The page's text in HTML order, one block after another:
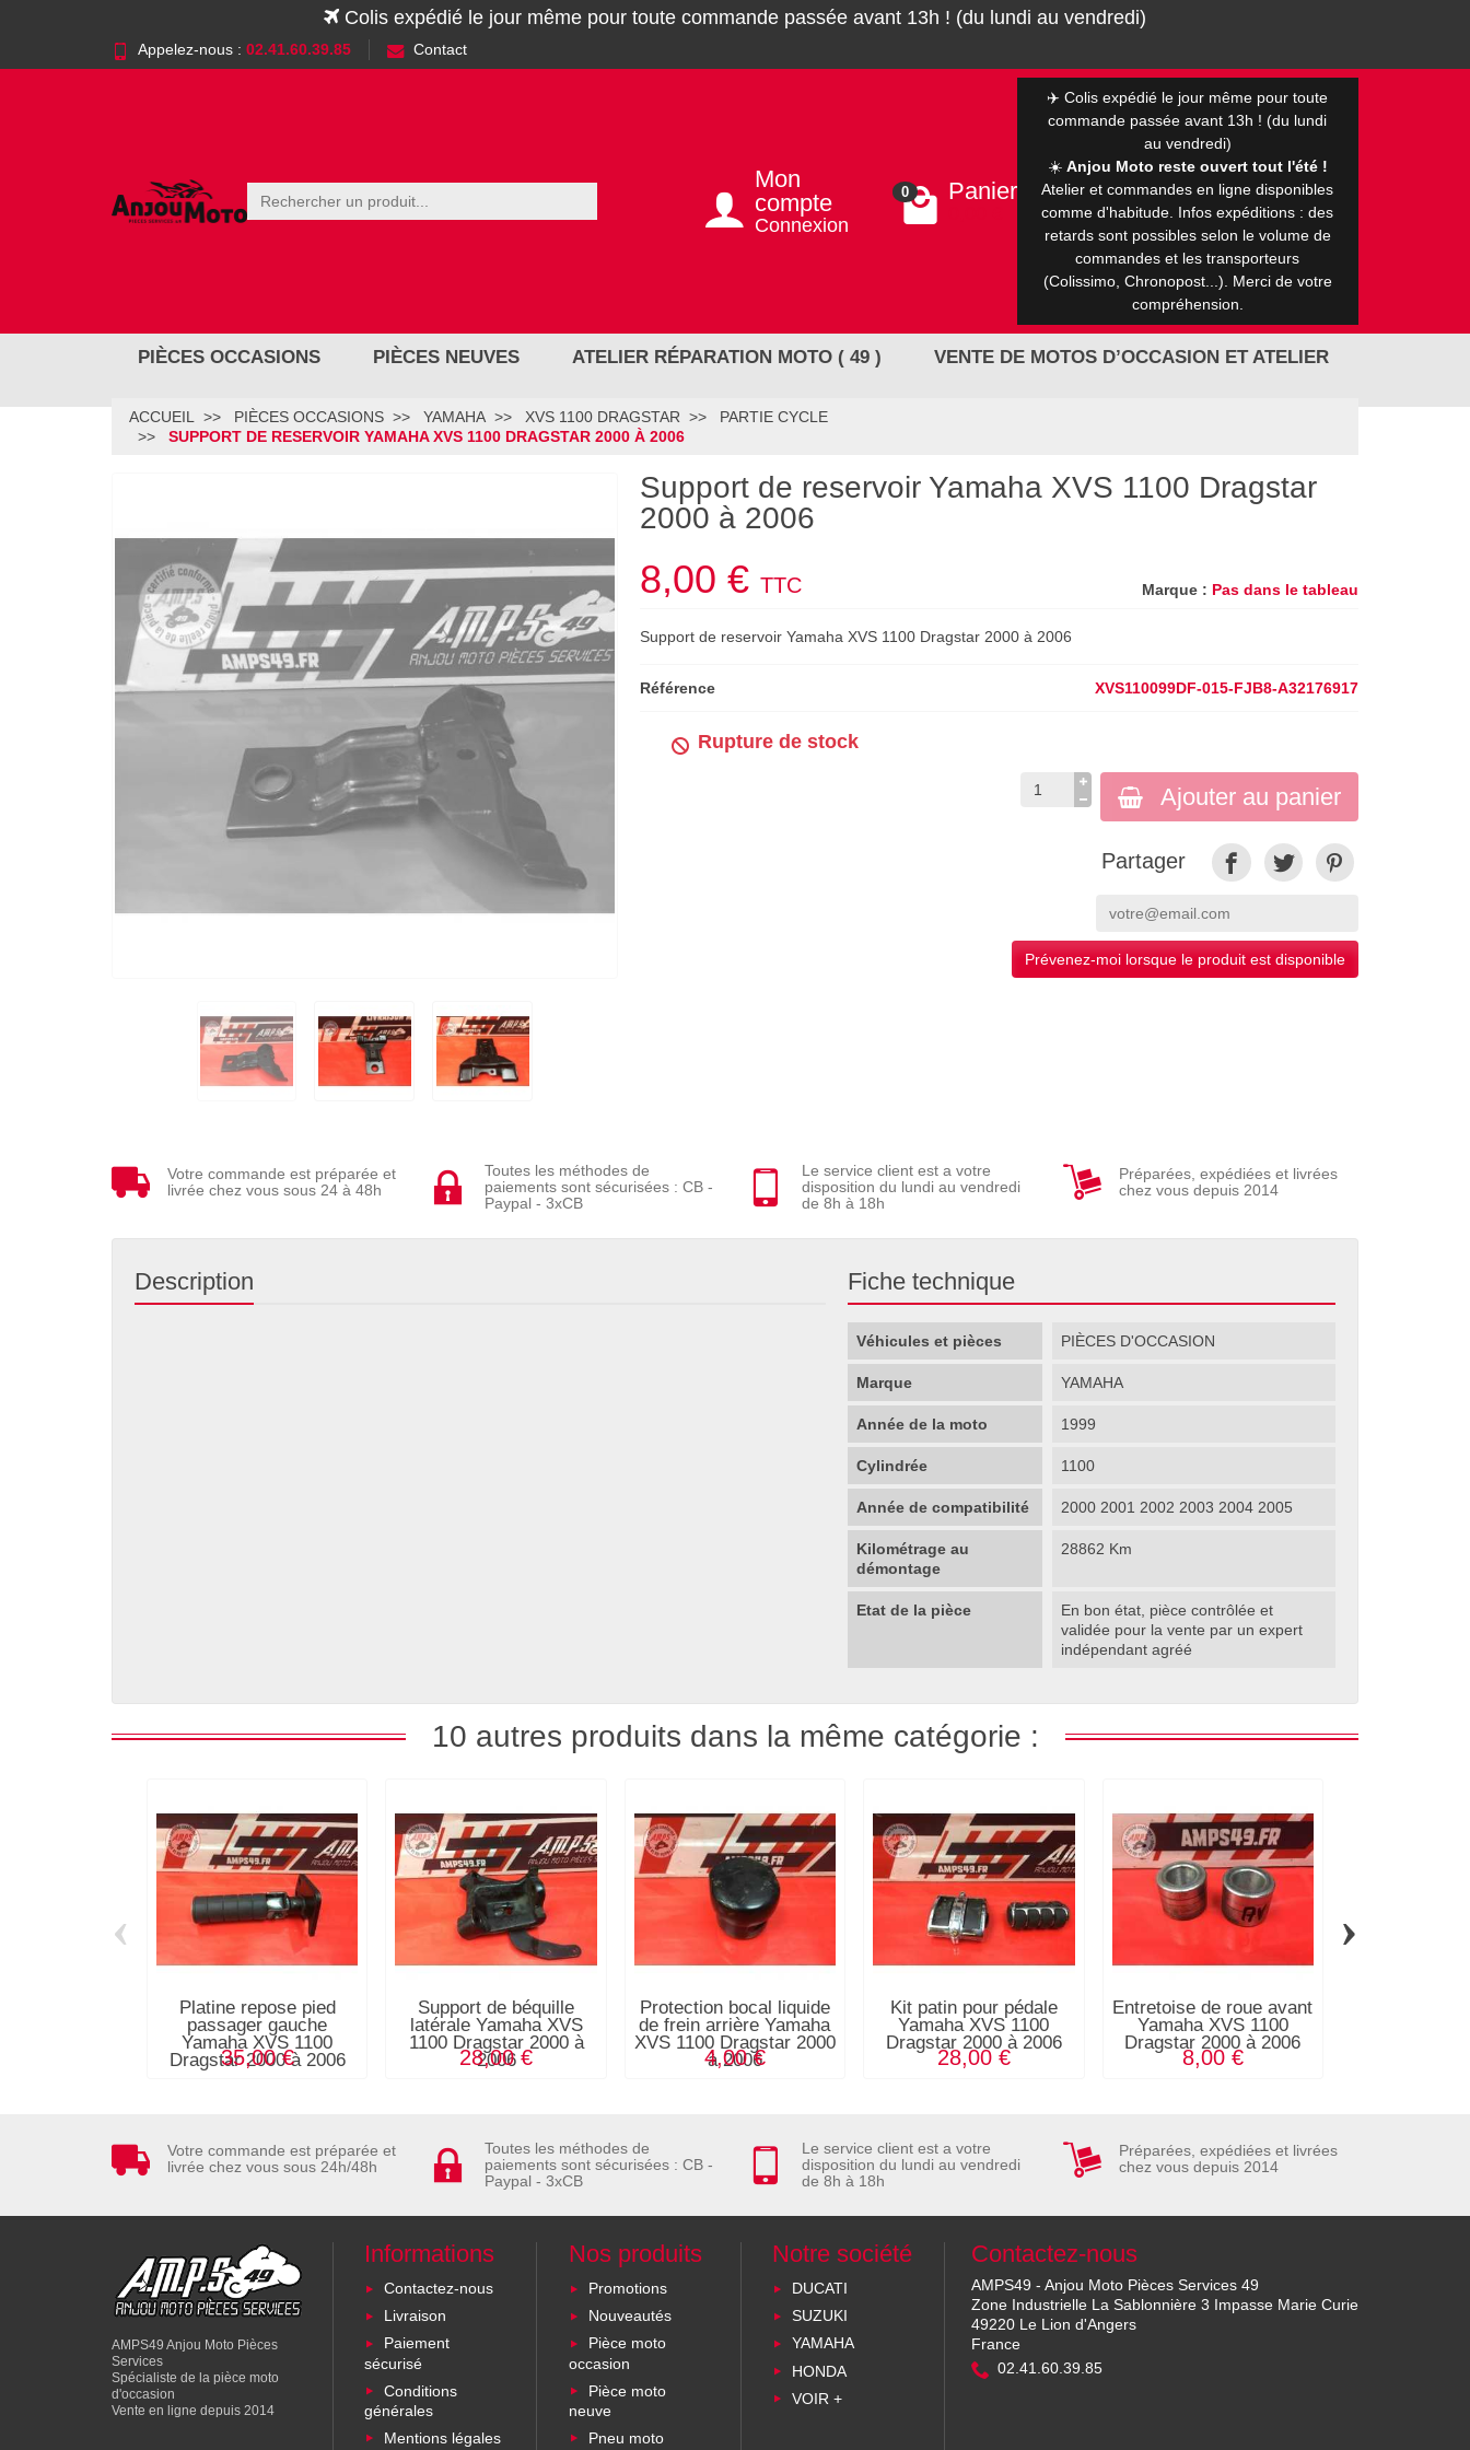
Colis expédié le jour même pour toute commande passée avant 13h ! (du lundi au vendredi)
Appelez-nous : 02.41.60.39.85 Contact
Mon
compte
Connexion
0 Panier
✈️ Colis expédié le jour même pour toute
commande passée avant 13h ! (du lundi
au vendredi)
☀️ Anjou Moto reste ouvert tout l'été !
Atelier et commandes en ligne disponibles
comme d'habitude. Infos expéditions : des
retards sont possibles selon le volume de
commandes et les transporteurs
(Colissimo, Chronopost...). Merci de votre
compréhension.
PIÈCES OCCASIONS PIÈCES NEUVES ATELIER RÉPARATION MOTO ( 49 ) VENTE DE MOTOS D’OCCASION ET ATELIER
ACCUEIL PIÈCES OCCASIONS YAMAHA XVS 1100 DRAGSTAR
PARTIE CYCLE
SUPPORT DE RESERVOIR YAMAHA XVS 1100 DRAGSTAR 2000 À 2006
Support de reservoir Yamaha XVS 1100 Dragstar
2000 à 2006
Marque : Pas dans le tableau
8,00 €TTC
Support de reservoir Yamaha XVS 1100 Dragstar 2000 à 2006
Référence XVS110099DF-015-FJB8-A32176917
Rupture de stock
Ajouter au panier
Partager
Prévenez-moi lorsque le produit est disponible
Votre commande est préparée et
livrée chez vous sous 24 à 48h
Toutes les méthodes de
paiements sont sécurisées : CB -
Paypal - 3xCB
Le service client est a votre
disposition du lundi au vendredi
de 8h à 18h
Préparées, expédiées et livrées
chez vous depuis 2014
Description Fiche technique
Véhicules et pièces PIÈCES D'OCCASION
Marque YAMAHA
Année de la moto 1999
Cylindrée 1100
Année de compatibilité 2000 2001 2002 2003 2004 2005
Kilométrage au
démontage
28862 Km
Etat de la pièce
En bon état, pièce contrôlée et
validée pour la vente par un expert
indépendant agréé
10 autres produits dans la même catégorie :
Platine repose pied
passager gauche
Yamaha XVS 1100
Dragstar 2000 à 2006
35,00 €
Support de béquille
latérale Yamaha XVS
1100 Dragstar 2000 à
2006
28,00 €
Protection bocal liquide
de frein arrière Yamaha
XVS 1100 Dragstar 2000
à 2006
4,00 €
Kit patin pour pédale
Yamaha XVS 1100
Dragstar 2000 à 2006
28,00 €
Entretoise de roue avant
Yamaha XVS 1100
Dragstar 2000 à 2006
8,00 €
‹ ›
Votre commande est préparée et
livrée chez vous sous 24h/48h
Toutes les méthodes de
paiements sont sécurisées : CB -
Paypal - 3xCB
Le service client est a votre
disposition du lundi au vendredi
de 8h à 18h
Préparées, expédiées et livrées
chez vous depuis 2014
AMPS49 Anjou Moto Pièces
Services
Spécialiste de la pièce moto
d'occasion
Vente en ligne depuis 2014
Informations
Contactez-nous
Livraison
Paiement
sécurisé
Conditions
générales
Mentions légales
Nos produits
Promotions
Nouveautés
Pièce moto
occasion
Pièce moto
neuve
Pneu moto
Notre société
DUCATI
SUZUKI
YAMAHA
HONDA
VOIR +
Contactez-nous
AMPS49 - Anjou Moto Pièces Services 49
Zone Industrielle La Sablonnière 3 Impasse Marie Curie
49220 Le Lion d'Angers
France
02.41.60.39.85